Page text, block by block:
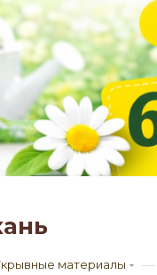
материалы —